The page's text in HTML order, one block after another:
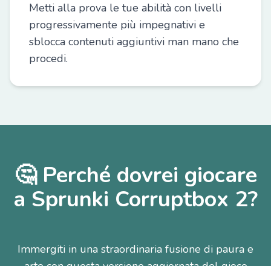
Metti alla prova le tue abilità con livelli
progressivamente più impegnativi e
sblocca contenuti aggiuntivi man mano che
procedi.
🤔 Perché dovrei giocare
a Sprunki Corruptbox 2?
Immergiti in una straordinaria fusione di paura e